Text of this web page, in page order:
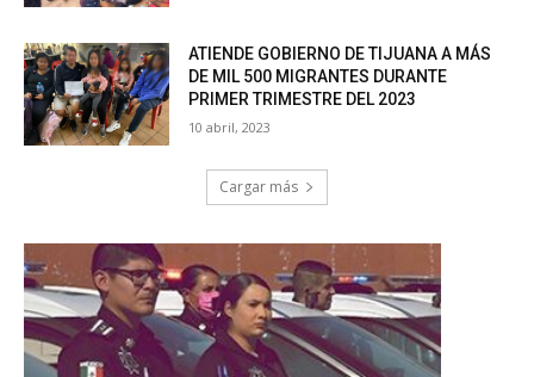
ATIENDE GOBIERNO DE TIJUANA A MÁS
DE MIL 500 MIGRANTES DURANTE
PRIMER TRIMESTRE DEL 2023
10 abril, 2023
Cargar más